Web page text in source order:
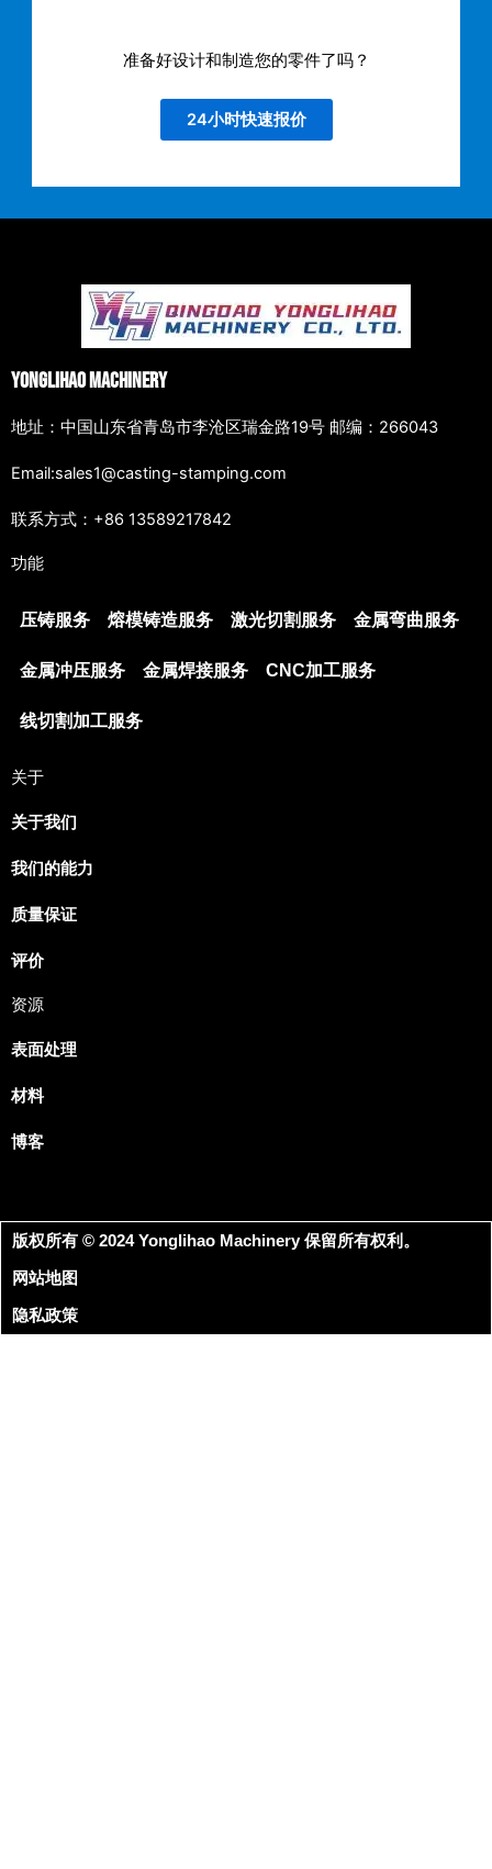
准备好设计和制造您的零件了吗？
24小时快速报价
Yonglihao Machinery
地址：中国山东省青岛市李沧区瑞金路19号 邮编：266043
Email:sales1@casting-stamping.com
联系方式：+86 13589217842
功能
压铸服务 熔模铸造服务 激光切割服务 金属弯曲服务
金属冲压服务 金属焊接服务 CNC加工服务
线切割加工服务
关于
关于我们
我们的能力
质量保证
评价
资源
表面处理
材料
博客
版权所有 © 2024 Yonglihao Machinery 保留所有权利。
网站地图
隐私政策